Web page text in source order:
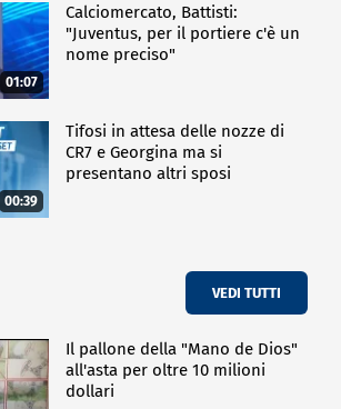
01:07
Calciomercato, Battisti:
"Juventus, per il portiere c'è un
nome preciso"
00:39
Tifosi in attesa delle nozze di
CR7 e Georgina ma si
presentano altri sposi
VEDI TUTTI
Il pallone della "Mano de Dios"
all'asta per oltre 10 milioni
dollari